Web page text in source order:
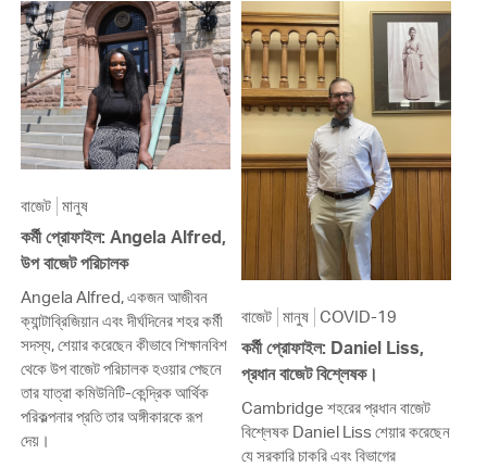
বাজেট মানুষ
কর্মী প্রোফাইল: Angela Alfred,
উপ বাজেট পরিচালক
Angela Alfred, একজন আজীবন
ক্যান্টাব্রিজিয়ান এবং দীর্ঘদিনের শহর কর্মী
সদস্য, শেয়ার করেছেন কীভাবে শিক্ষানবিশ
থেকে উপ বাজেট পরিচালক হওয়ার পেছনে
তার যাত্রা কমিউনিটি-কেন্দ্রিক আর্থিক
পরিকল্পনার প্রতি তার অঙ্গীকারকে রূপ
দেয়।
বাজেট মানুষ COVID-19
কর্মী প্রোফাইল: Daniel Liss,
প্রধান বাজেট বিশ্লেষক।
Cambridge শহরের প্রধান বাজেট
বিশ্লেষক Daniel Liss শেয়ার করেছেন
যে সরকারি চাকরি এবং বিভাগের